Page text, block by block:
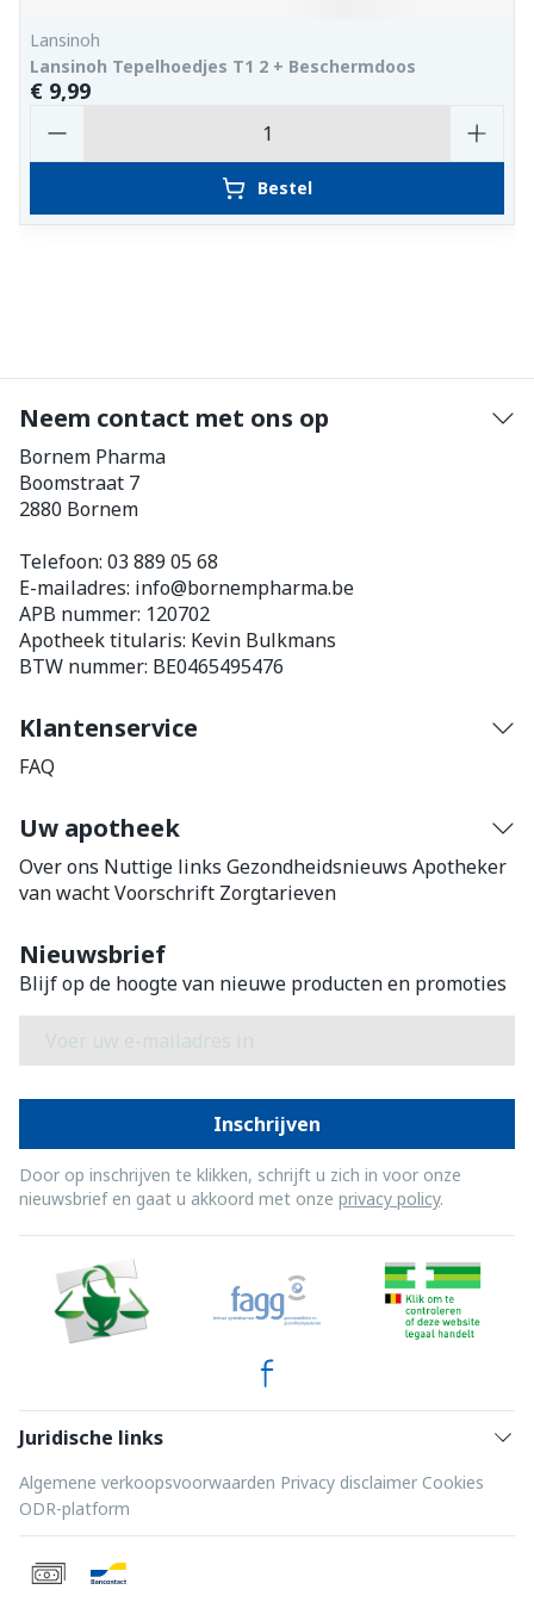
Lansinoh
Lansinoh Tepelhoedjes T1 2 + Beschermdoos
€ 9,99
Bestel
Neem contact met ons op
Bornem Pharma
Boomstraat 7
2880 Bornem
Telefoon: 03 889 05 68
E-mailadres: info@bornempharma.be
APB nummer: 120702
Apotheek titularis: Kevin Bulkmans
BTW nummer: BE0465495476
Klantenservice
FAQ
Uw apotheek
Over ons Nuttige links Gezondheidsnieuws Apotheker
van wachtVoorschrift Zorgtarieven
Nieuwsbrief
Blijf op de hoogte van nieuwe producten en promoties
Inschrijven
Door op inschrijven te klikken, schrijft u zich in voor onze
nieuwsbrief en gaat u akkoord met onze privacy policy.
Juridische links
Algemene verkoopsvoorwaarden Privacy disclaimer Cookies
ODR-platform